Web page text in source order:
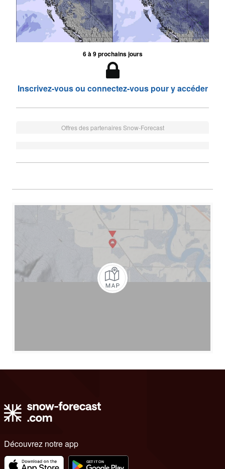
6 à 9 prochains jours
Inscrivez-vous ou connectez-vous pour y accéder
Offres des partenaires Snow-Forecast
Découvrez notre app